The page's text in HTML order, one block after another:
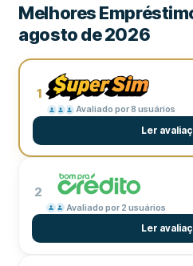
Melhores
agosto de 2026
1
Avaliado por 8 usuários
Ler
2
Avaliado por 2 usuários
Ler